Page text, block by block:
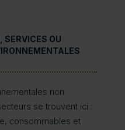
SERVICES OU
non
se trouvent ici :
consommables et